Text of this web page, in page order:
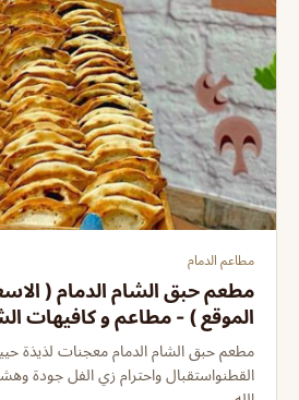
مطاعم الدمام
مطعم حبق الشام الدمام (
الموقع ) - مطاعم و كافيهات
مطعم حبق الشام الدمام معجنات لذيذة
القطنواستقبال واحترام زي الفل جودة